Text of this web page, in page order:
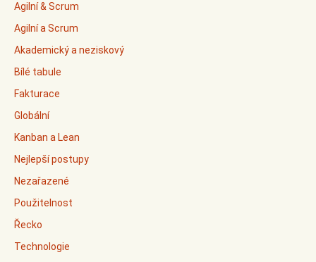
Agilní & Scrum
Agilní a Scrum
Akademický a neziskový
Bílé tabule
Fakturace
Globální
Kanban a Lean
Nejlepší postupy
Nezařazené
Použitelnost
Řecko
Technologie